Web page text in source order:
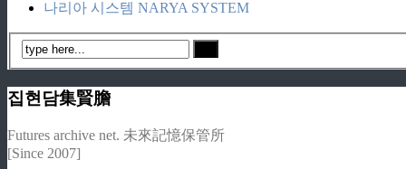
나리아 시스템 NARYA SYSTEM
집현담集賢膽
Futures archive net. 未來記憶保管所
[Since 2007]